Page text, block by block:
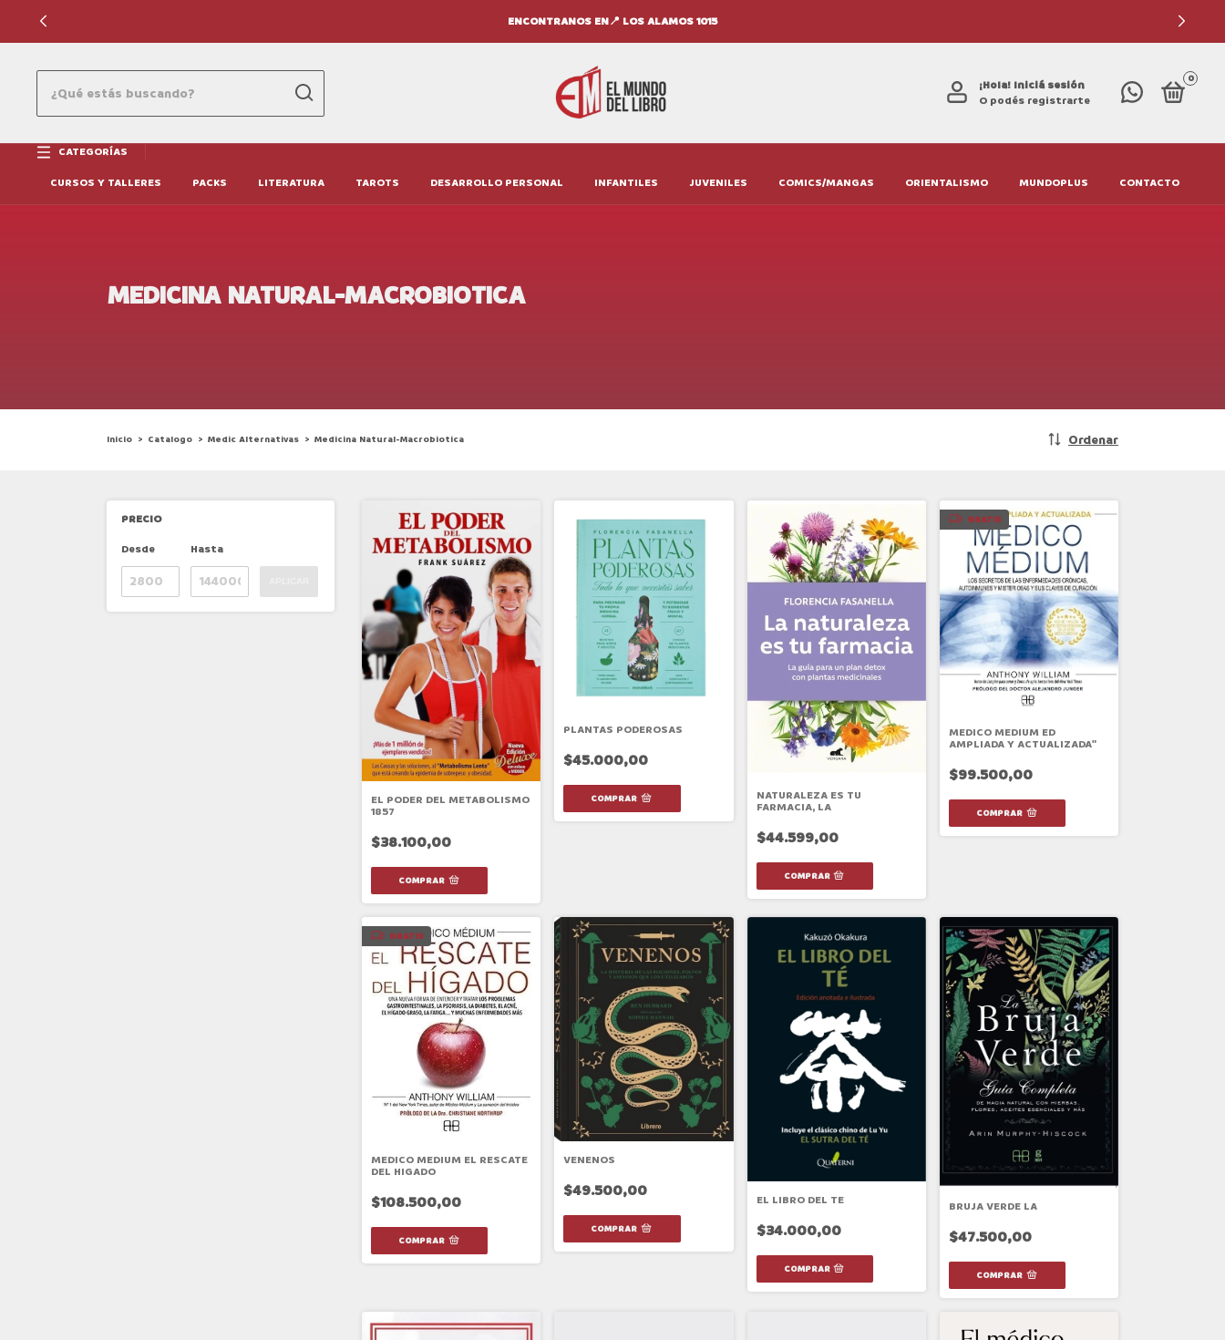
ENCONTRANOS EN📍 AV. VALPARAÍSO 4301
¡Hola! Iniciá sesión
O podés registrarte
0
CATEGORÍAS
CURSOS Y TALLERES
PACKS LITERATURA TAROTS DESARROLLO PERSONAL INFANTILES JUVENILES COMICS/MANGAS ORIENTALISMO MUNDOPLUS CONTACTO
MEDICINA NATURAL-MACROBIOTICA
Inicio > Catalogo > Medic Alternativas > Medicina Natural-Macrobiotica Ordenar
PRECIO
Desde
Hasta
EL PODER DEL METABOLISMO
1857
$38.100,00
PLANTAS PODEROSAS
$45.000,00
NATURALEZA ES TU
FARMACIA, LA
$44.599,00
GRATIS
MEDICO MEDIUM ED
AMPLIADA Y ACTUALIZADA"
$99.500,00
GRATIS
MEDICO MEDIUM EL RESCATE
DEL HIGADO
$108.500,00
VENENOS
$49.500,00 EL LIBRO DEL TE
$34.000,00
BRUJA VERDE LA
$47.500,00